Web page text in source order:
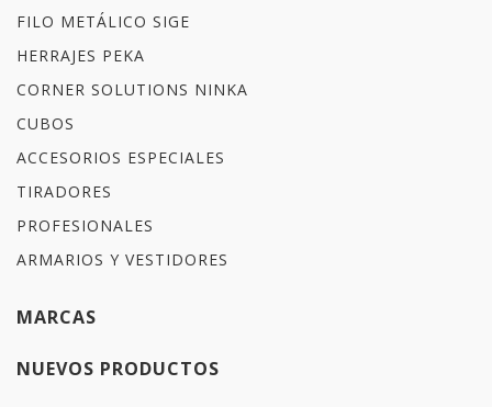
FILO METÁLICO SIGE
HERRAJES PEKA
CORNER SOLUTIONS NINKA
CUBOS
ACCESORIOS ESPECIALES
TIRADORES
PROFESIONALES
ARMARIOS Y VESTIDORES
MARCAS
NUEVOS PRODUCTOS